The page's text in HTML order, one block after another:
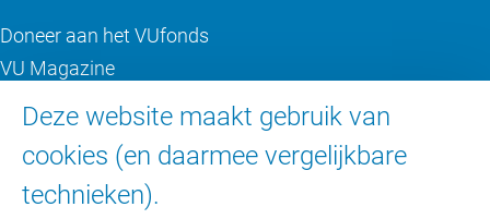
Deze website maakt gebruik van
cookies (en daarmee vergelijkbare
technieken).
Doneer aan het VUfonds
VU Magazine
Over de VU